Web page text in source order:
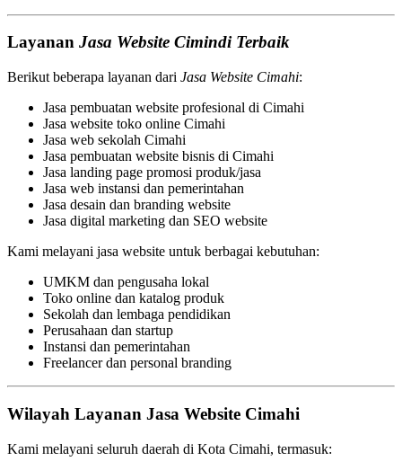
Layanan Jasa Website Cimindi Terbaik
Berikut beberapa layanan dari Jasa Website Cimahi:
Jasa pembuatan website profesional di Cimahi
Jasa website toko online Cimahi
Jasa web sekolah Cimahi
Jasa pembuatan website bisnis di Cimahi
Jasa landing page promosi produk/jasa
Jasa web instansi dan pemerintahan
Jasa desain dan branding website
Jasa digital marketing dan SEO website
Kami melayani jasa website untuk berbagai kebutuhan:
UMKM dan pengusaha lokal
Toko online dan katalog produk
Sekolah dan lembaga pendidikan
Perusahaan dan startup
Instansi dan pemerintahan
Freelancer dan personal branding
Wilayah Layanan Jasa Website Cimahi
Kami melayani seluruh daerah di Kota Cimahi, termasuk: